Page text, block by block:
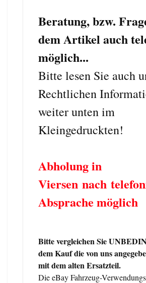
Beratung, bzw.
dem Artikel auch
möglich...
Bitte lesen Sie auch
Rechtlichen
weiter unten im
Kleingedruckten!
Abholung in
Viersen nach
Absprache möglich
Bitte vergleichen Sie
dem Kauf die von uns
mit dem alten Ersatzteil.
Die eBay Fahrzeug-